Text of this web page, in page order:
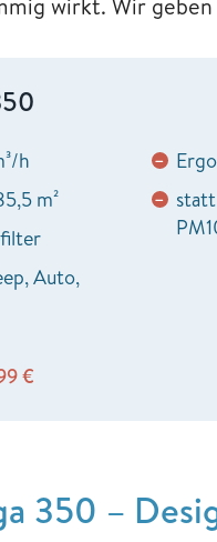
h
m²
Auto,
−
−
€
350 –